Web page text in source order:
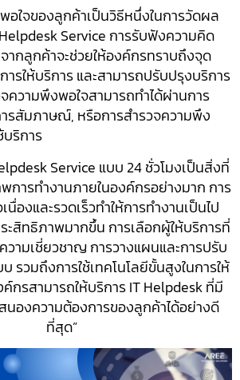
อใจของลูกค้าเป็นวิธีหนึ่งในการวัดผล
Service การรับฟังความคิด
ากลูกค้าจะช่วยให้องค์กรทราบถึงจุด
รให้บริการ และสามารถปรับปรุงบริการ
ความพึงพอใจสามารถทำได้ผ่านการ
รสัมภาษณ์, หรือการสำรวจความพึง
ริการ
Service แบบ 24 ชั่วโมงเป็นสิ่งที่
การทำงานภายในองค์กรอย่างมาก การ
นื่องและรวดเร็วทำให้การทำงานเป็นไป
ะสิทธิภาพมากขึ้น การเลือกผู้ให้บริการที่
ามเชี่ยวชาญ การวางแผนและการปรับ
รวมถึงการใช้เทคโนโลยีขั้นสูงในการให้
ค์กรสามารถให้บริการ IT Helpdesk ที่มี
องความต้องการของลูกค้าได้อย่างดี
ที่สุด”